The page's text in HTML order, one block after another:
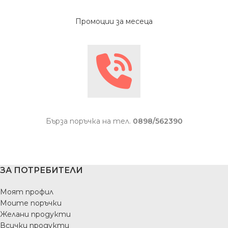
Промоции за месеца
Бърза поръчка на тел. 0898/562390
ЗА ПОТРЕБИТЕЛИ
Моят профил
Моите поръчки
Желани продукти
Всички продукти